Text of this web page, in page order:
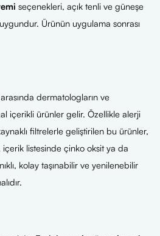
seçenekleri, açık tenli ve güneşe
Ürünün uygulama sonrası
arasında dermatologların ve
içerikli ürünler gelir. Özellikle alerji
filtrelerle geliştirilen bu ürünler,
listesinde çinko oksit ya da
kolay taşınabilir ve yenilenebilir